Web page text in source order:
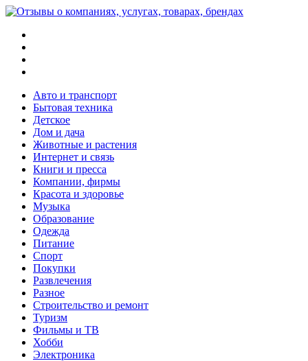
Авто и транспорт
Бытовая техника
Детское
Дом и дача
Животные и растения
Интернет и связь
Книги и пресса
Компании, фирмы
Красота и здоровье
Музыка
Образование
Одежда
Питание
Спорт
Покупки
Развлечения
Разное
Строительство и ремонт
Туризм
Фильмы и ТВ
Хобби
Электроника